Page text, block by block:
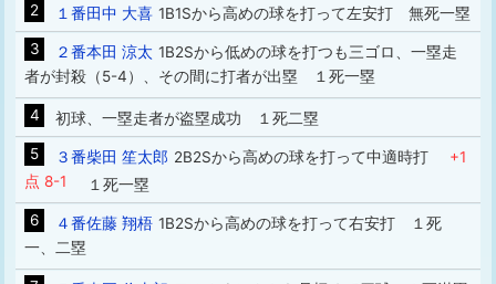
2
１番田中 大喜 1B1Sから高めの球を打って左安打 無死一塁
3
２番本田 涼太 1B2Sから低めの球を打つも三ゴロ、一塁走
者が封殺（5-4）、その間に打者が出塁 １死一塁
4
初球、一塁走者が盗塁成功 １死二塁
5
３番柴田 笙太郎 2B2Sから高めの球を打って中適時打 +1
点 8-1
１死一塁
6
４番佐藤 翔梧 1B2Sから高めの球を打って右安打 １死
一、二塁